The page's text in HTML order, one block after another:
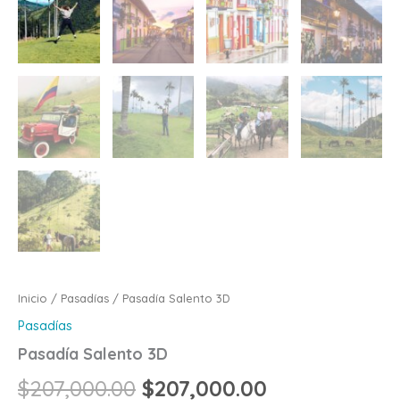
Inicio / Pasadías / Pasadía Salento 3D
Pasadías
Pasadía Salento 3D
$207,000.00 $207,000.00